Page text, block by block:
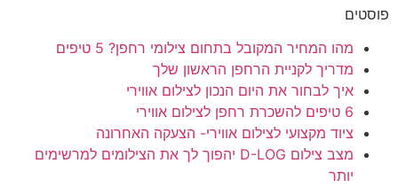
פוסטים
מהו המחיר המקובל בתחום צילומי רחפן? 5 טיפים
מדריך לקניית הרחפן הראשון שלך
איך לבחור את היום הנכון לצילום אווירי
6 טיפים להשכרת רחפן לצילום אווירי
ציוד מקצועי לצילום אווירי- הצעקה האחרונה
מצב צילום D-LOG יהפוך לך את הצילומים למרשימים
יותר